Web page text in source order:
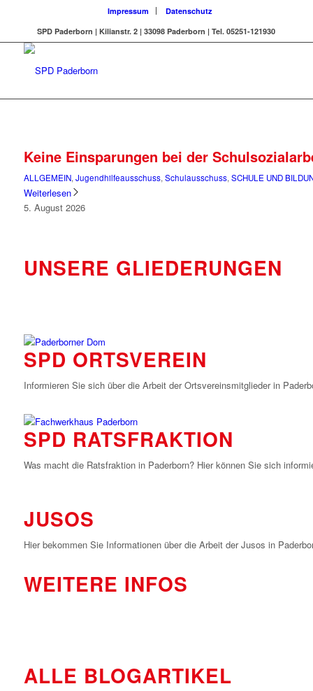
Impressum
Datenschutz
SPD Paderborn | Kilianstr. 2 | 33098 Paderborn | Tel. 05251-121930
Keine Einsparungen bei der
ALLGEMEIN, Jugendhilfeausschuss, Schulausschuss, SCHULE UND
Weiterlesen
5. August 2026
UNSERE GLIEDERUNGEN
SPD ORTSVEREIN
Informieren Sie sich über die Arbeit der Ortsvereinsmitglieder in
SPD RATSFRAKTION
Was macht die Ratsfraktion in Paderborn? Hier können Sie sich
JUSOS
Hier bekommen Sie Informationen über die Arbeit der Jusos in
WEITERE INFOS
ALLE BLOGARTIKEL